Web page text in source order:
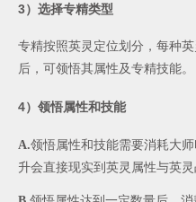
3）选择专精类型
专精按照英灵定位划分，每种
后，可领悟其属性及专精技能。
4）领悟属性和技能
A.领悟属性和技能需要消耗大
升会直接现实到英灵属性与英灵